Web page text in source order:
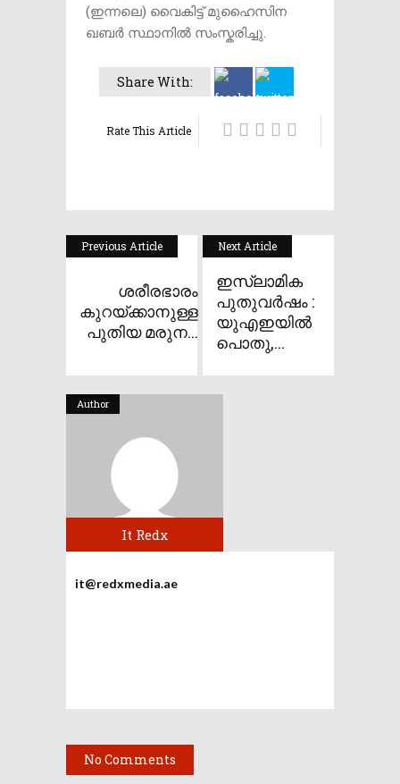
(ഇന്നലെ) വൈകിട്ട് മുഹൈസിന
ഖബർ സ്ഥാനിൽ സംസ്കരിച്ചു.
Share With:
Rate This Article
Previous Article
ശരീരഭാരം
കുറയ്ക്കാനുള്ള
പുതിയ മരുന...
Next Article
ഇസ്ലാമിക
പുതുവർഷം :
യുഎഇയിൽ
പൊതു,...
Author
It Redx
it@redxmedia.ae
No Comments